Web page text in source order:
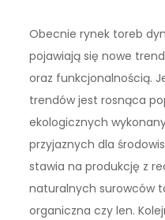
Obecnie rynek toreb
pojawiają się nowe
oraz funkcjonalnością.
trendów jest rosnąca
ekologicznych
przyjaznych dla
stawia na produkcję z
naturalnych surowców
organiczna czy len.